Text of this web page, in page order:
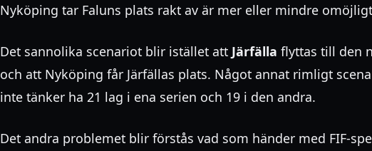
Nyköping tar Faluns plats rakt av är mer eller mindre
Det sannolika scenariot blir istället att Järfälla flyttas till den
och att Nyköping får Järfällas plats. Något annat rimligt
inte tänker ha 21 lag i ena serien och 19 i den andra.
Det andra problemet blir förstås vad som händer med FIF-